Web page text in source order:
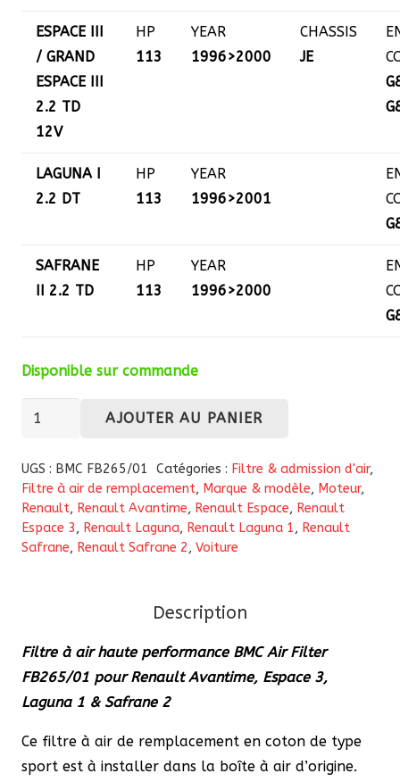
ESPACE III
/ GRAND
ESPACE III
2.2 TD
12V
HP
113
YEAR
1996>2000
CHASSIS
JE
LAGUNA I
2.2 DT
HP
113
YEAR
1996>2001
SAFRANE
II 2.2 TD
HP
113
YEAR
1996>2000
Disponible sur commande
quantité
Filtre
à
air
haute
performance
Renault
Avantime,
Espace
3,
Laguna
AJOUTER AU PANIER
UGS : BMC FB265/01 Catégories : Filtre & admission d'air,
Filtre à air de remplacement, Marque & modèle, Moteur,
Renault, Renault Avantime, Renault Espace, Renault
Espace 3, Renault Laguna, Renault Laguna 1, Renault
Safrane, Renault Safrane 2, Voiture
Description
Filtre à air haute performance BMC Air Filter
FB265/01 pour Renault Avantime, Espace 3,
Laguna 1 & Safrane 2
Ce filtre à air de remplacement en coton de type
sport est à installer dans la boîte à air d’origine.